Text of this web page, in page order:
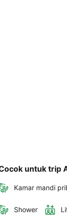
untuk trip
Kamar mandi
Shower